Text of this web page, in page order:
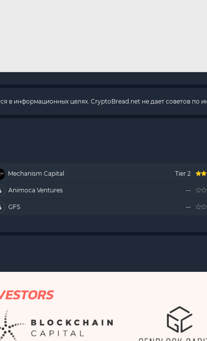
в информационных целях. CryptoBread.net не дает советов по
Mechanism Capital Tier 2
Animoca Ventures --
GFS --